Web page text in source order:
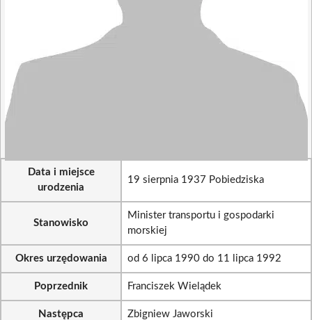
Data i miejsce
urodzenia
19 sierpnia 1937 Pobiedziska
Stanowisko
Minister transportu i gospodarki
morskiej
Okres urzędowania od 6 lipca 1990 do 11 lipca 1992
Poprzednik Franciszek Wielądek
Następca Zbigniew Jaworski